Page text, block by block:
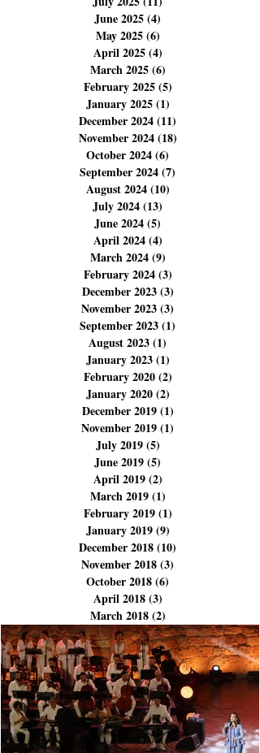
September 2025
August 2025(23)
July 2025(11)
June 2025(4)4 posts
May 2025(6)6 posts
April 2025(4)4 posts
March 2025(6)6 posts
February 2025 (5)5 posts
January 2025 (1)
December 2024(11)
November 2024(18)
October 2024(6)
September 2024
August 2024 (10)
July 2024(13)13 posts
June 2024(5)5 posts
April 2024(4)4 posts
March 2024(9)9 posts
February 2024(3)3 posts
December 2023(3)
November 2023 (3)
September 2023 (1)
August 2023 (1)1 post
January 2023(1)1 post
February 2020 (2)2 posts
January 2020(2)
December 2019(1)
November 2019(1)
July 2019 (5)5 posts
June 2019(5)5 posts
April 2019(2)2 posts
March 2019(1)1 post
February 2019 (1)1 post
January 2019 (9)
December 2018(10)
November 2018(3)
October 2018(6)6 posts
April 2018(3)3 posts
March 2018(2)2 posts